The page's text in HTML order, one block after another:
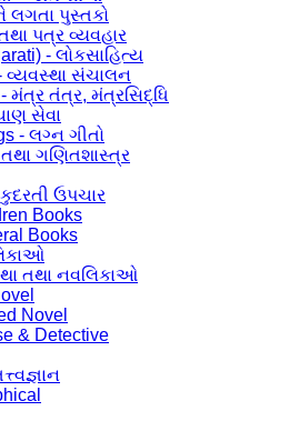
લગતા પુસ્તકો
પત્ર વ્યવહાર
- લોકસાહિત્ય
વ્યવસ્થા સંચાલન
- મંત્ર તંત્ર, મંત્રસિદ્ધિ
સેવા
- લગ્ન ગીતો
ગણિતશાસ્ત્ર
ઉપચાર
Books
Books
તથા નવલિકાઓ
Novel
& Detective